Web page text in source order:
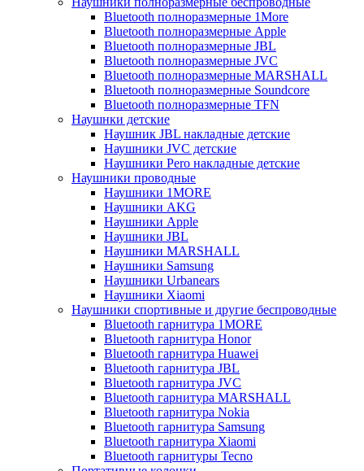
Bluetooth полноразмерные 1More
Bluetooth полноразмерные Apple
Bluetooth полноразмерные JBL
Bluetooth полноразмерные JVC
Bluetooth полноразмерные MARSHALL
Bluetooth полноразмерные Soundcore
Bluetooth полноразмерные TFN
Наушнки детские
Наушник JBL накладные детские
Наушники JVC детские
Наушники Pero накладные детские
Наушники проводные
Наушники 1MORE
Наушники AKG
Наушники Apple
Наушники JBL
Наушники MARSHALL
Наушники Samsung
Наушники Urbanears
Наушники Xiaomi
Наушники спортивные и другие беспроводные
Bluetooth гарнитура 1MORE
Bluetooth гарнитура Honor
Bluetooth гарнитура Huawei
Bluetooth гарнитура JBL
Bluetooth гарнитура JVC
Bluetooth гарнитура MARSHALL
Bluetooth гарнитура Nokia
Bluetooth гарнитура Samsung
Bluetooth гарнитура Xiaomi
Bluetooth гарнитуры Tecno